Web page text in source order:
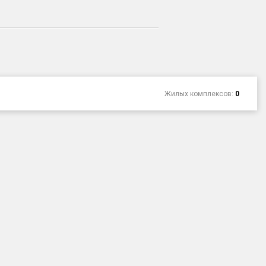
Жилых комплексов: 0